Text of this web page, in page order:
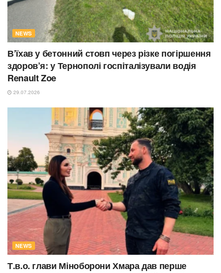
NEWS
В’їхав у бетонний стовп через різке погіршення
здоров’я: у Тернополі госпіталізували водія
Renault Zoe
29.07.2026
NEWS
Т.в.о. глави Міноборони Хмара дав перше